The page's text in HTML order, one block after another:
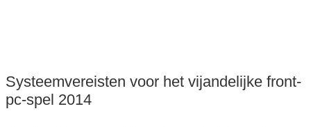
Systeemvereisten voor het vijandelijke front-
pc-spel 2014